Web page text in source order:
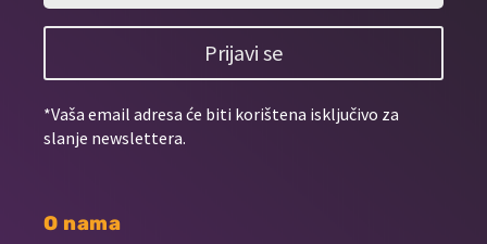
Prijavi se
*Vaša email adresa će biti korištena isključivo za
slanje newslettera.
O nama